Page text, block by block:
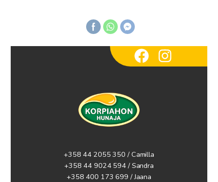
+358 44 2055 350 / Camilla
+358 44 9024 594 / Sandra
+358 400 173 699 / Jaana